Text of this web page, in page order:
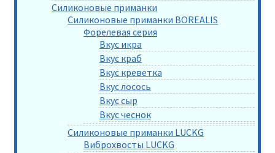
Силиконовые приманки
Силиконовые приманки BOREALIS
Форелевая серия
Вкус икра
Вкус краб
Вкус креветка
Вкус лосось
Вкус сыр
Вкус чеснок
Силиконовые приманки LUCKG
Виброхвосты LUCKG